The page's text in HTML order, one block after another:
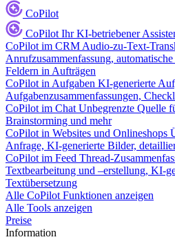
CoPilot
CoPilot Ihr KI-betriebener
CoPilot im CRM Audio-zu-Text-
Anrufzusammenfassung,
Feldern in Aufträgen
CoPilot in Aufgaben KI-generierte
Aufgabenzusammenfassungen,
CoPilot im Chat Unbegrenzte Quelle
Brainstorming und mehr
CoPilot in Websites und Onlineshops
Anfrage, KI-generierte Bilder,
CoPilot im Feed Thread-
Textbearbeitung und –erstellung, KI-
Textübersetzung
Alle CoPilot Funktionen anzeigen
Alle Tools anzeigen
Preise
Information